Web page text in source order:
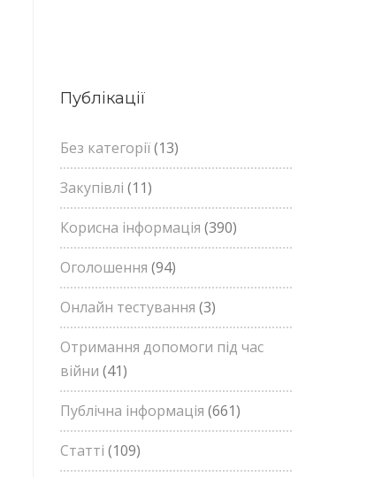
Публікації
Без категорії(13)
Закупівлі (11)
Корисна інформація (390)
Оголошення (94)
Онлайн тестування (3)
Отримання допомоги під час
війни (41)
Публічна інформація (661)
Статті (109)